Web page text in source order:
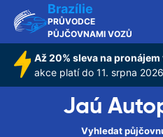
Brazílie
PRŮVODCE
PŮJČOVNAMI VOZŮ
Až 20% sleva na
akce platí do 11. srpna
Jaú
Vyhledat